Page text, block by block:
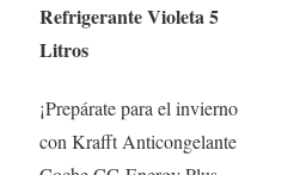
Refrigerante Violeta 5
Litros
¡Prepárate para el invierno
con Krafft Anticongelante